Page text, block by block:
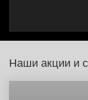
Наши акции и